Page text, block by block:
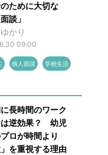
ために大切な
談」
かり
09:00
個人面談 学校生活
長時間のワーク
は逆効果？ 幼児
ロが時間より
」を重視する理由